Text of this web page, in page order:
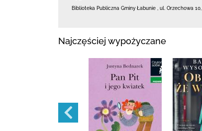
Biblioteka Publiczna Gminy Łabunie ul. Orzechowa 10
Najczęściej wypożyczane